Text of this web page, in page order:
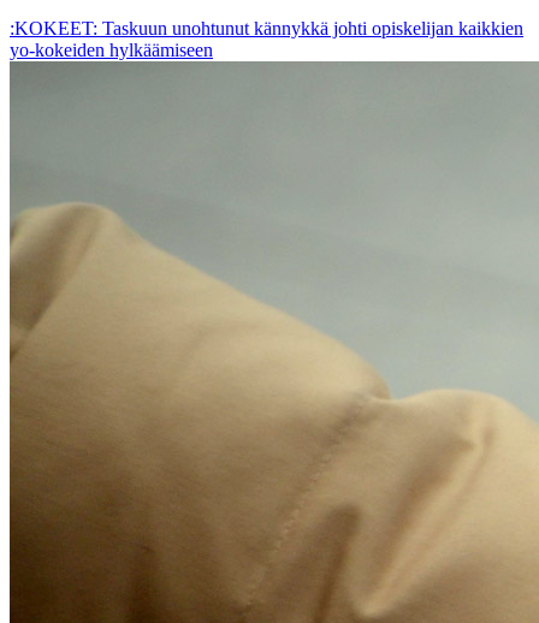
:KOKEET: Taskuun unohtunut kännykkä johti opiskelijan kaikkien
yo-kokeiden hylkäämiseen